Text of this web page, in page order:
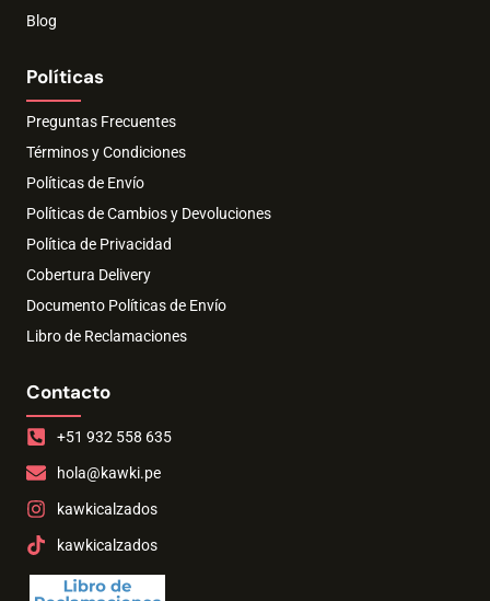
Blog
Políticas
Preguntas Frecuentes
Términos y Condiciones
Políticas de Envío
Políticas de Cambios y Devoluciones
Política de Privacidad
Cobertura Delivery
Documento Políticas de Envío
Libro de Reclamaciones
Contacto
+51 932 558 635
hola@kawki.pe
kawkicalzados
kawkicalzados